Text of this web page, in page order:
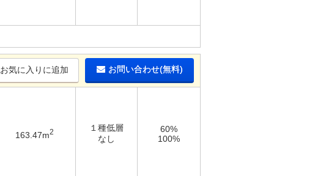
お気に入りに追加 お問い合わせ(無料)
163.47m2
１種低層
なし
60%
100%